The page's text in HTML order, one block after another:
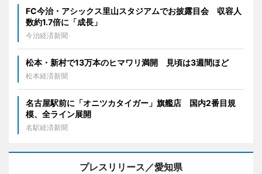
FC今治・アシックス里山スタジアムでお披露目会 収容人
数約1.7倍に「成長」
今治経済新聞
松本・新村で13万本のヒマワリ満開 見頃は3週間ほど
松本経済新聞
名古屋駅前に「オニツカタイガー」旗艦店 国内2番目規
模、全ライン展開
名駅経済新聞
プレスリリース／愛知県